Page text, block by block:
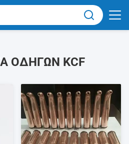
ΟΔΗΓΏΝ KCF